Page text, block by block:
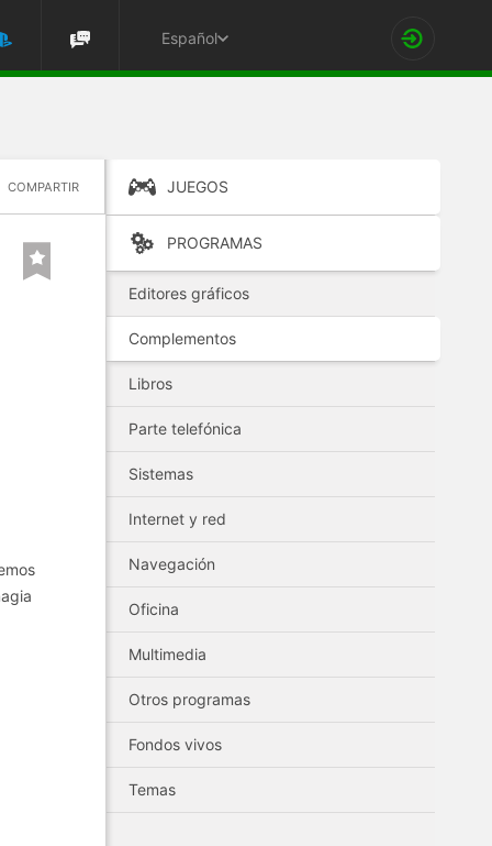
Español
COMPARTIR JUEGOS
PROGRAMAS
Editores gráficos
Complementos
Libros
Parte telefónica
Sistemas
Internet y red
Navegación
Oficina
Multimedia
Otros programas
Fondos vivos
Temas